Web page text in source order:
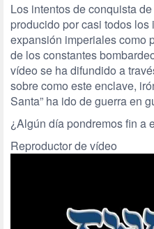
Los intentos de conquista
producido por casi todos
expansión imperiales como
de los constantes
vídeo se ha difundido a
sobre como este enclave,
Santa” ha ido de guerra en
¿Algún día pondremos fin a
Reproductor de vídeo